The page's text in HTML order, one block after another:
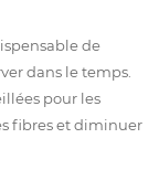
de
dans le temps.
pour les
fibres et diminuer